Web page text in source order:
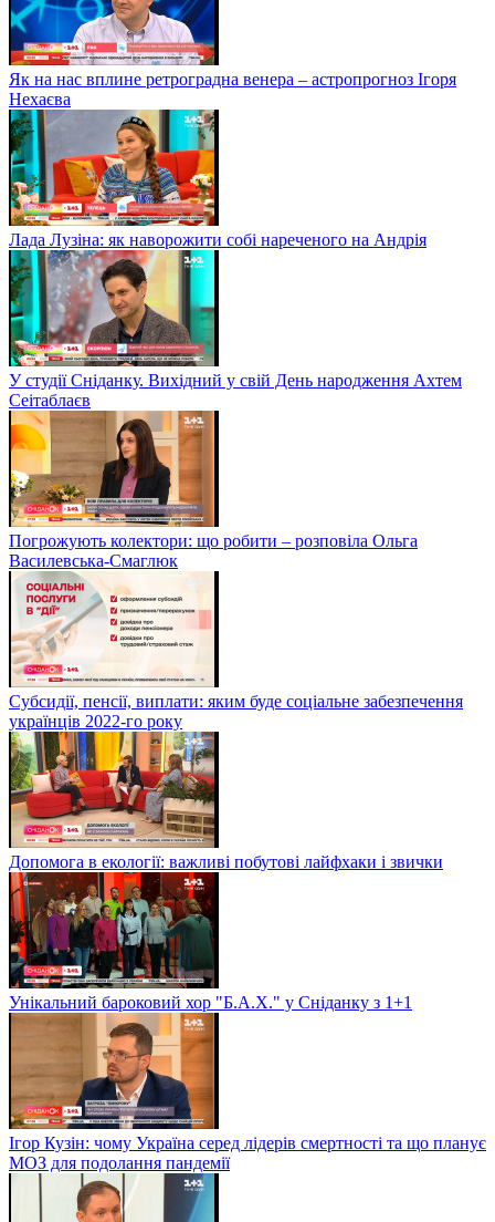
Як на нас вплине ретроградна венера – астропрогноз Ігоря
Нехаєва
Лада Лузіна: як наворожити собі нареченого на Андрія
У студії Сніданку. Вихідний у свій День народження Ахтем
Сеітаблаєв
Погрожують колектори: що робити – розповіла Ольга
Василевська-Смаглюк
Субсидії, пенсії, виплати: яким буде соціальне забезпечення
українців 2022-го року
Допомога в екології: важливі побутові лайфхаки і звички
Унікальний бароковий хор "Б.А.Х." у Сніданку з 1+1
Ігор Кузін: чому Україна серед лідерів смертності та що планує
МОЗ для подолання пандемії